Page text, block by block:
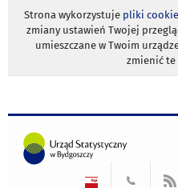
Strona wykorzystuje pliki
zmiany ustawień Twojej
umieszczane w Twoim
zmienić